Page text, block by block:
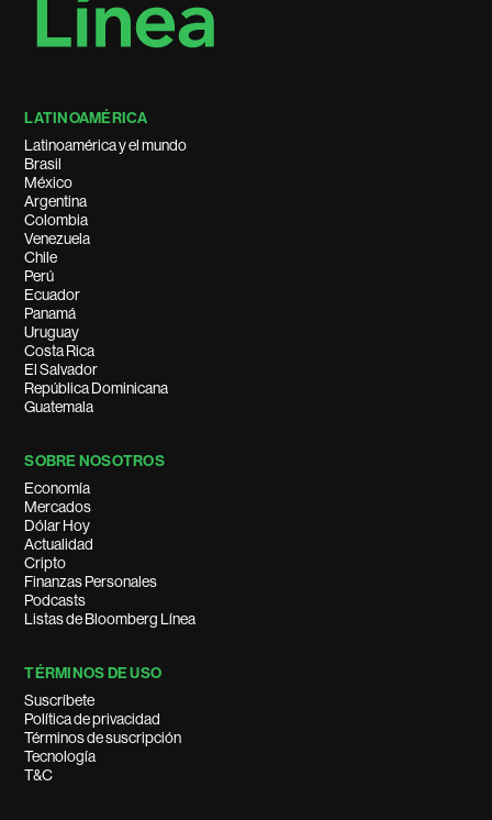
LATINOAMÉRICA
Latinoamérica y el mundo
Brasil
México
Argentina
Colombia
Venezuela
Chile
Perú
Ecuador
Panamá
Uruguay
Costa Rica
El Salvador
República Dominicana
Guatemala
SOBRE NOSOTROS
Economía
Mercados
Dólar Hoy
Actualidad
Cripto
Finanzas Personales
Podcasts
Listas de Bloomberg Línea
TÉRMINOS DE USO
Suscríbete
Política de privacidad
Términos de suscripción
Tecnología
T&C